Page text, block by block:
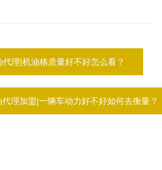
理|机油格质量好不好怎么看？
理加盟|一辆车动力好不好如何去衡量？